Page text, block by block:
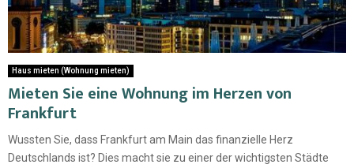
Haus mieten (Wohnung mieten)
Mieten Sie eine Wohnung im Herzen von
Frankfurt
Wussten Sie, dass Frankfurt am Main das finanzielle Herz
Deutschlands ist? Dies macht sie zu einer der wichtigsten Städte